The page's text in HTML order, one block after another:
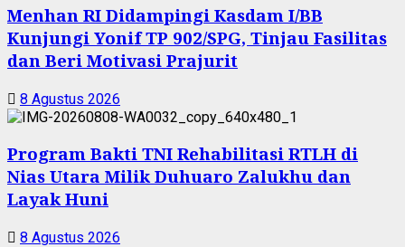
Menhan RI Didampingi Kasdam I/BB
Kunjungi Yonif TP 902/SPG, Tinjau Fasilitas
dan Beri Motivasi Prajurit
8 Agustus 2026
Program Bakti TNI Rehabilitasi RTLH di
Nias Utara Milik Duhuaro Zalukhu dan
Layak Huni
8 Agustus 2026